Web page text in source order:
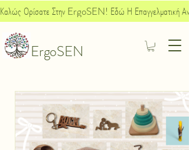
ErgoSEN
Καλώς Ορίσατε Στην ErgoSEN! Εδώ Η Επαγγελματική